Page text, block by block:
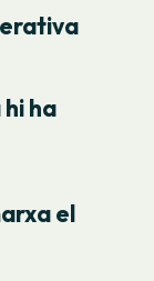
ha
el